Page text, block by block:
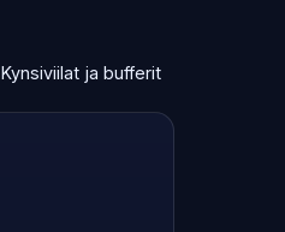
Kynsiviilat ja bufferit